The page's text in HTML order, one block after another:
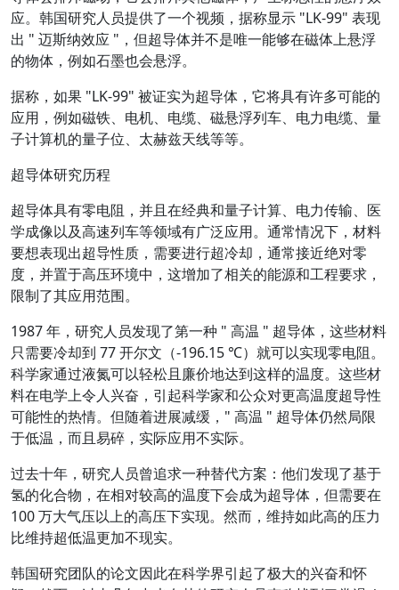
应。韩国研究人员提供了一个视频，据称显示 "LK-99" 表现
出 " 迈斯纳效应 "，但超导体并不是唯一能够在磁体上悬浮
的物体，例如石墨也会悬浮。
据称，如果 "LK-99" 被证实为超导体，它将具有许多可能的
应用，例如磁铁、电机、电缆、磁悬浮列车、电力电缆、量
子计算机的量子位、太赫兹天线等等。
超导体研究历程
超导体具有零电阻，并且在经典和量子计算、电力传输、医
学成像以及高速列车等领域有广泛应用。通常情况下，材料
要想表现出超导性质，需要进行超冷却，通常接近绝对零
度，并置于高压环境中，这增加了相关的能源和工程要求，
限制了其应用范围。
1987 年，研究人员发现了第一种 " 高温 " 超导体，这些材料
只需要冷却到 77 开尔文（-196.15 ℃）就可以实现零电阻。
科学家通过液氮可以轻松且廉价地达到这样的温度。这些材
料在电学上令人兴奋，引起科学家和公众对更高温度超导性
可能性的热情。但随着进展减缓，" 高温 " 超导体仍然局限
于低温，而且易碎，实际应用不实际。
过去十年，研究人员曾追求一种替代方案：他们发现了基于
氢的化合物，在相对较高的温度下会成为超导体，但需要在
100 万大气压以上的高压下实现。然而，维持如此高的压力
比维持超低温更加不现实。
韩国研究团队的论文因此在科学界引起了极大的兴奋和怀